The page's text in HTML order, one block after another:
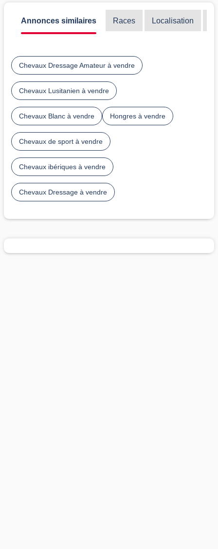
Annonces similaires Races Localisation
Chevaux Dressage Amateur à vendre
Chevaux Lusitanien à vendre
Chevaux Blanc à vendre Hongres à vendre
Chevaux de sport à vendre
Chevaux ibériques à vendre
Chevaux Dressage à vendre